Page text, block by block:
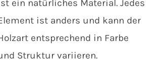
ein natürliches Material. Jedes
ist anders und kann der
entsprechend in Farbe
Struktur variieren.